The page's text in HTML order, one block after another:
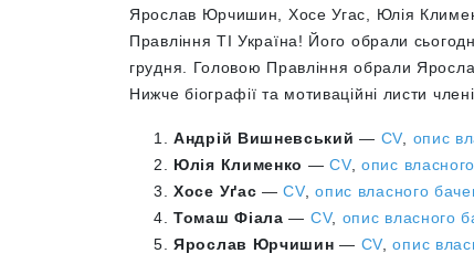
Ярослав Юрчишин, Хосе Угас, Юлія
Правління ТІ Україна! Його обрали
грудня. Головою Правління обрали
Нижче біографії та мотиваційні листи
Андрій Вишневський — CV
опис
Юлія Клименко —CV,опис
Хосе Уґас —CV,опис власного
Томаш Фіала — CV, опис власного
Ярослав Юрчишин — CV ,опис